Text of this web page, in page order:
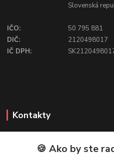
Slovenská
IČO:
50 795 881
DIČ:
2120498017
IČ DPH:
Kontakty
FIREFLY SHOP🍪 Ako by ste